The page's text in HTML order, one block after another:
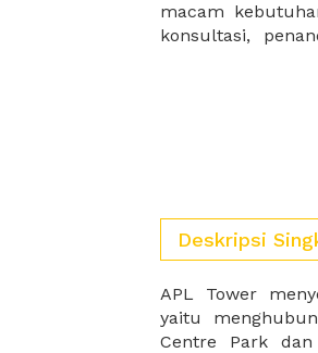
macam
konsultasi,
Deskripsi
APL Tower
yaitu
Centre Park
modern, APL